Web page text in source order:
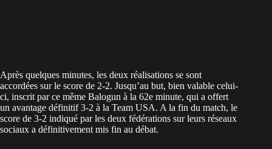
Après quelques minutes, les deux réalisations se sont
accordées sur le score de 2-2. Jusqu’au but, bien valable celui-
ci, inscrit par ce même Balogun à la 62e minute, qui a offert
un avantage définitif 3-2 à la Team USA. A la fin du match, le
score de 3-2 indiqué par les deux fédérations sur leurs réseaux
sociaux a définitivement mis fin au débat.